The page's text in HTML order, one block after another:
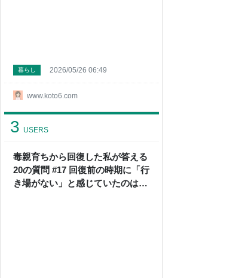
www.koto6.com
暮らし 2026/05/26 06:49
毒親育ちから回復した私が答える
20の質問 #17 回復前の時期に「行
き場がない」と感じていたのはど
3 USERS